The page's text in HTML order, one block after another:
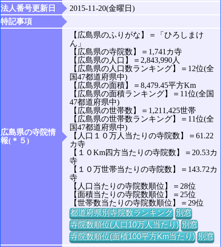
法人番号更新日
2015-11-20(金曜日)
特記事項
広島県の寺院情
報(＊５)
【広島県のふりがな】＝「ひろしまけ
ん」
【広島県の寺院数】＝1,741カ寺
【広島県の人口】＝2,843,990人
【広島県の人口数ランキング】＝12位(全
国47都道府県中)
【広島県の面積】＝8,479.45平方Km
【広島県の面積ランキング】＝11位(全国
47都道府県中)
【広島県の世帯数】＝1,211,425世帯
【広島県の世帯数ランキング】＝11位(全
国47都道府県中)
【人口１０万人当たりの寺院数】＝61.22
カ寺
【１０Km四方当たりの寺院数】＝20.53カ
寺
【１０万世帯当たりの寺院数】＝143.72カ
寺
【人口当たりの寺院数順位】＝28位
【面積当たりの寺院数順位】＝25位
【世帯数当たりの寺院数順位】＝29位
都道府県別寺院数ランキング 別窓
寺院数順位(人口10万人当たり) 別窓
寺院数順位(面積100平方Km当たり) 別窓